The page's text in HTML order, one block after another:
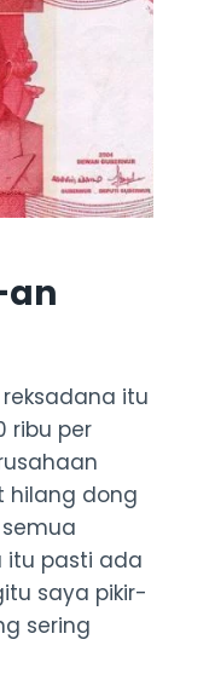
an
reksadana itu
ribu per
hilang dong
itu pasti ada
saya pikir-
sering